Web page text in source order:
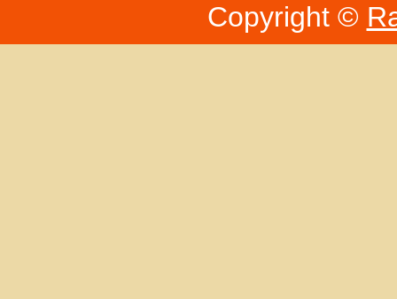
Copyright ©